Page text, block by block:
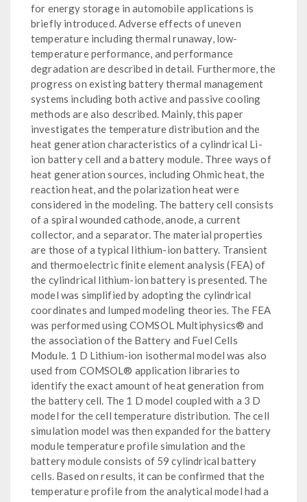
for energy storage in automobile applications is
briefly introduced. Adverse effects of uneven
temperature including thermal runaway, low-
temperature performance, and performance
degradation are described in detail. Furthermore, the
progress on existing battery thermal management
systems including both active and passive cooling
methods are also described. Mainly, this paper
investigates the temperature distribution and the
heat generation characteristics of a cylindrical Li-
ion battery cell and a battery module. Three ways of
heat generation sources, including Ohmic heat, the
reaction heat, and the polarization heat were
considered in the modeling. The battery cell consists
of a spiral wounded cathode, anode, a current
collector, and a separator. The material properties
are those of a typical lithium-ion battery. Transient
and thermoelectric finite element analysis (FEA) of
the cylindrical lithium-ion battery is presented. The
model was simplified by adopting the cylindrical
coordinates and lumped modeling theories. The FEA
was performed using COMSOL Multiphysics® and
the association of the Battery and Fuel Cells
Module. 1 D Lithium-ion isothermal model was also
used from COMSOL® application libraries to
identify the exact amount of heat generation from
the battery cell. The 1 D model coupled with a 3 D
model for the cell temperature distribution. The cell
simulation model was then expanded for the battery
module temperature profile simulation and the
battery module consists of 59 cylindrical battery
cells. Based on results, it can be confirmed that the
temperature profile from the analytical model had a